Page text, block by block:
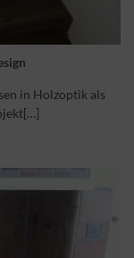
in Holzoptik als